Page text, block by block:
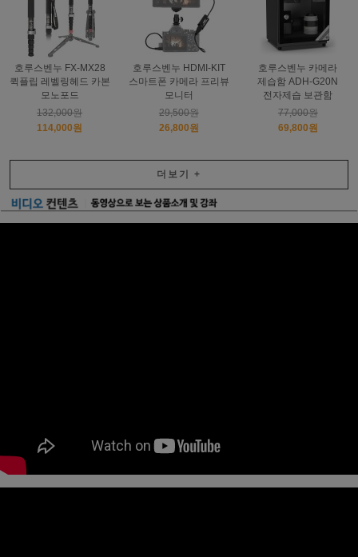
호루스벤누 FX-MX28
퀵플립 레벨링헤드 카본
모노포드
132,000원
114,000원
호루스벤누 HDMI-KIT
스마트폰 카메라 프리뷰
모니터
29,500원
26,800원
호루스벤누 카메라
제습함 ADH-G20N
전자제습 보관함
77,000원
69,800원
더보기 +